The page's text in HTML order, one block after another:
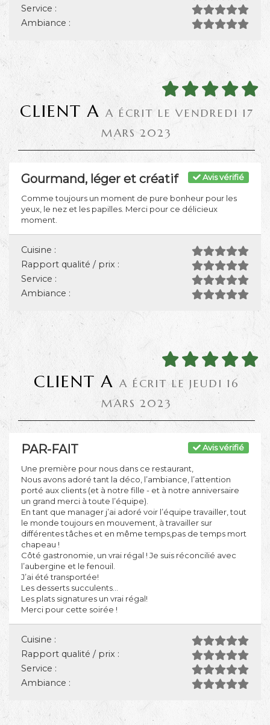
Service :
Ambiance :
CLIENT A A ÉCRIT LE VENDREDI 17
MARS 2023
Avis vérifié
Gourmand, léger et créatif
Comme toujours un moment de pure bonheur pour les
yeux, le nez et les papilles. Merci pour ce délicieux
moment.
Cuisine :
Rapport qualité / prix :
Service :
Ambiance :
CLIENT A A ÉCRIT LE JEUDI 16
MARS 2023
Avis vérifié
PAR-FAIT
Une première pour nous dans ce restaurant,
Nous avons adoré tant la déco, l’ambiance, l’attention
porté aux clients (et à notre fille - et à notre anniversaire
un grand merci à toute l’équipe).
En tant que manager j’ai adoré voir l’équipe travailler, tout
le monde toujours en mouvement, à travailler sur
différentes tâches et en même temps,pas de temps mort
chapeau !
Côté gastronomie, un vrai régal ! Je suis réconcilié avec
l’aubergine et le fenouil.
J’ai été transportée!
Les desserts succulents…
Les plats signatures un vrai régal!
Merci pour cette soirée !
Cuisine :
Rapport qualité / prix :
Service :
Ambiance :